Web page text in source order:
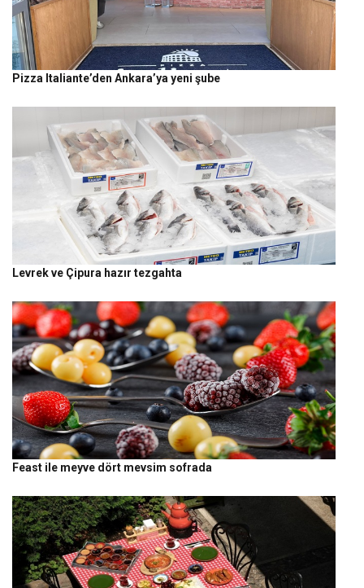
Pizza Italiante’den Ankara’ya yeni şube
Levrek ve Çipura hazır tezgahta
Feast ile meyve dört mevsim sofrada